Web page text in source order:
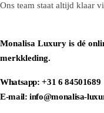
Ons team staat altijd klaar
Monalisa Luxury is dé
merkkleding.
Whatsapp: +31 6 84501689
E-mail: info@monalisa-